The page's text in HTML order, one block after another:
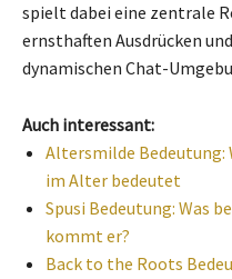
spielt dabei eine zentrale
ernsthaften Ausdrücken
dynamischen Chat-
Auch interessant:
Altersmilde Bedeutung:
im Alter bedeutet
Spusi Bedeutung: Was
kommt er?
Back to the Roots